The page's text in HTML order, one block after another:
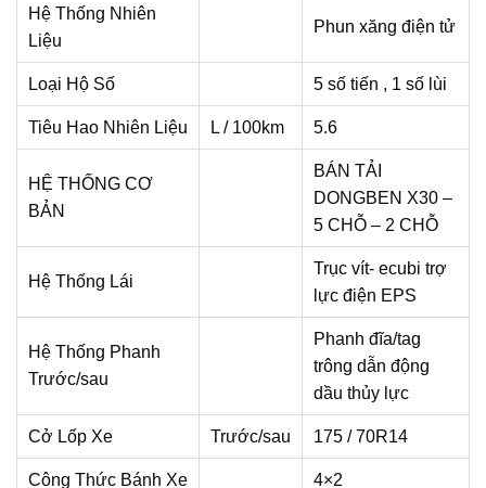
Hệ Thống Nhiên
Liệu
Phun xăng điện tử
Loại Hộ Số 5 số tiến , 1 số lùi
Tiêu Hao Nhiên Liệu L / 100km 5.6
HỆ THỐNG CƠ
BẢN
BÁN TẢI
DONGBEN X30 –
5 CHỖ – 2 CHỖ
Hệ Thống Lái
Trục vít- ecubi trợ
lực điện EPS
Hệ Thống Phanh
Trước/sau
Phanh đĩa/tag
trông dẫn động
dầu thủy lực
Cở Lốp Xe Trước/sau 175 / 70R14
Công Thức Bánh Xe 4×2